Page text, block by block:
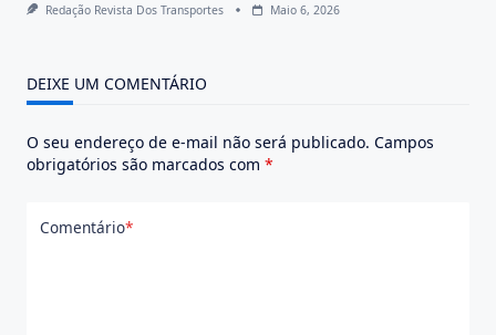
Redação Revista Dos Transportes Maio 6, 2026
DEIXE UM COMENTÁRIO
O seu endereço de e-mail não será publicado. Campos
obrigatórios são marcados com *
Comentário*